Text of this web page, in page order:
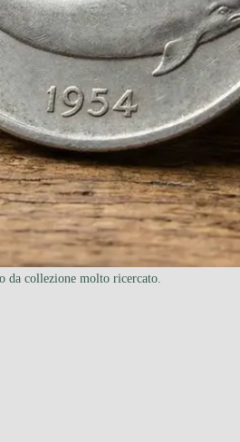
da collezione molto ricercato.